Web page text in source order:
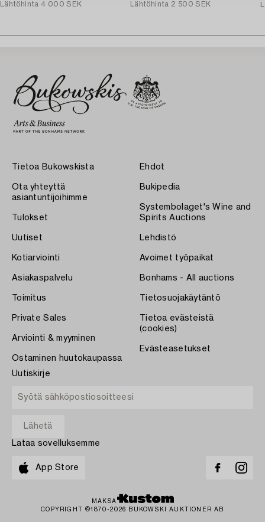
Lähtöhinta 4 000 SEK
Lähtöhinta 2 500 SEK
Tietoa Bukowskista
Ota yhteyttä
asiantuntijoihimme
Tulokset
Uutiset
Kotiarviointi
Asiakaspalvelu
Toimitus
Private Sales
Arviointi & myyminen
Ostaminen huutokaupassa
Ehdot
Bukipedia
Systembolaget's Wine and
Spirits Auctions
Lehdistö
Avoimet työpaikat
Bonhams - All auctions
Tietosuojakäytäntö
Tietoa evästeistä
(cookies)
Evästeasetukset
Uutiskirje
Lataa sovelluksemme
App Store
MAKSA
COPYRIGHT ©1870-2026 BUKOWSKI AUKTIONER AB